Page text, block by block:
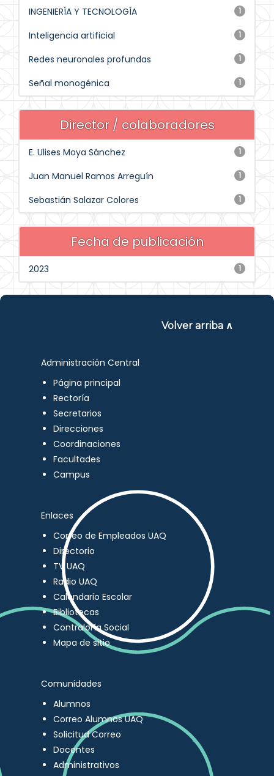
1
INGENIERÍA Y TECNOLOGÍA
1
Inteligencia artificial
1
Redes neuronales profundas
1
Señal monogénica
Director / colaboradores
1
E. Ulises Moya Sánchez
1
Juan Manuel Ramos Arreguín
1
Sebastián Salazar Colores
Fecha de publicación
1
2023
Volver arriba ∧
Administración Central
Página principal
Rectoría
Secretarios
Direcciones
Coordinaciones
Facultades
Campus
Enlaces
Correo de Empleados UAQ
Directorio
TV UAQ
Radio UAQ
Calendario Escolar
Bibliotecas
Contraloría Social
Mapa de sitio
Comunidades
Alumnos
Correo Alumnos UAQ
Solicitud Correo
Docentes
Administrativos